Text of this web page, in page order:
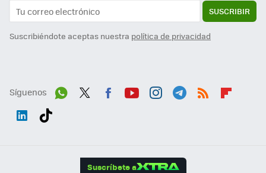
SUSCRIBIR
Suscribiéndote aceptas nuestra política de privacidad
Síguenos
Suscríbete a